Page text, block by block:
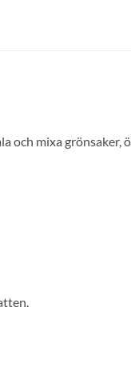
mixa grönsaker,